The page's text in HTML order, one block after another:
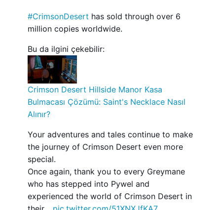
#CrimsonDesert has sold through over 6
million copies worldwide.
Bu da ilgini çekebilir:
Crimson Desert Hillside Manor Kasa
Bulmacası Çözümü: Saint's Necklace Nasıl
Alınır?
Your adventures and tales continue to make
the journey of Crimson Desert even more
special.
Once again, thank you to every Greymane
who has stepped into Pywel and
experienced the world of Crimson Desert in